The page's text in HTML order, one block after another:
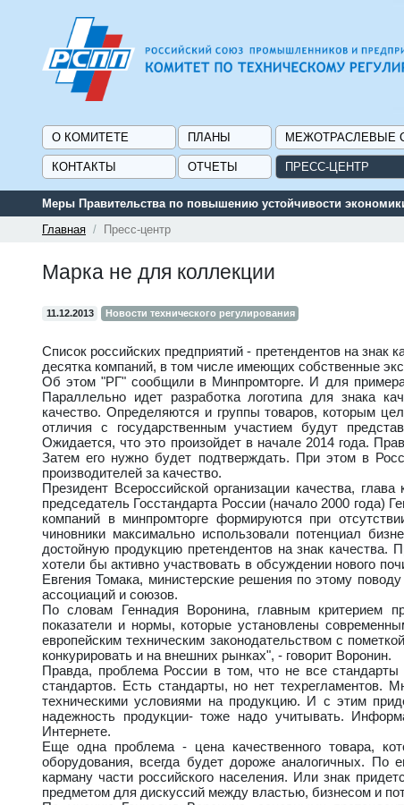
О КОМИТЕТЕ ПЛАНЫ МЕЖОТРАСЛЕВЫЕ
КОНТАКТЫ ОТЧЕТЫ ПРЕСС-ЦЕНТР
экономики и поддержке граждан в условиях санкций
Главная
Пресс-центр
Марка не для коллекции
11.12.2013 Новости технического регулирования
Список российских предприятий - претендентов на
десятка компаний, в том числе имеющих собственные
Об этом "РГ" сообщили в Минпромторге. И для примера
Параллельно идет разработка логотипа для знака
качество. Определяются и группы товаров, которым
отличия c государственным участием будут
Ожидается, что это произойдет в начале 2014 года.
Затем его нужно будет подтверждать. При этом в
производителей за качество.
Президент Всероссийской организации качества,
председатель Госстандарта России (начало 2000 года)
компаний в минпромторге формируются при
чиновники максимально использовали потенциал
достойную продукцию претендентов на знак
хотели бы активно участвовать в обсуждении нового
Евгения Томака, министерские решения по этому
ассоциаций и союзов.
По словам Геннадия Воронина, главным критерием
показатели и нормы, которые установлены
европейским техническим законодательством с
конкурировать и на внешних рынках", - говорит Воронин.
Правда, проблема России в том, что не все
стандартов. Есть стандарты, но нет техрегламентов.
техническими условиями на продукцию. И с этим
надежность продукции- тоже надо учитывать.
Интернете.
Еще одна проблема - цена качественного товара,
оборудования, всегда будет дороже аналогичных. По
карману части российского населения. Или знак
предметом для дискуссий между властью, бизнесом и